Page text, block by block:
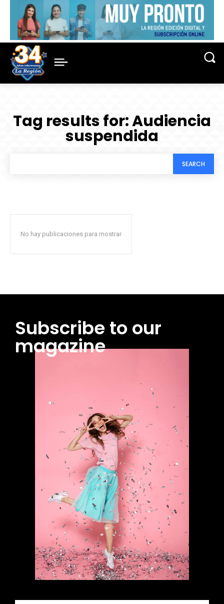
Tag results for:Audiencia
suspendida
SEARCH
No hay publicaciones para mostrar
Subscribe to our
magazine